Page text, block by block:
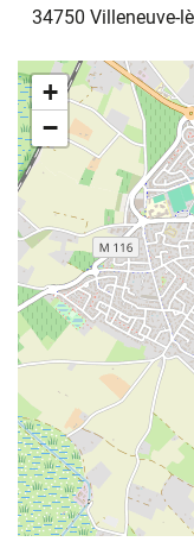
34750 Villeneuve-
+
−